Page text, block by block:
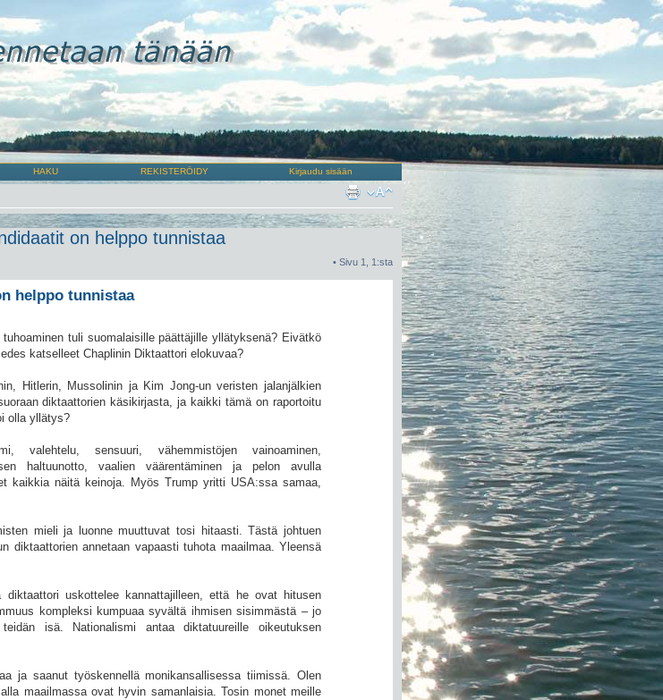
HAKU REKISTERÖIDY Kirjaudu sisään
on helppo tunnistaa
• Sivu 1 1 :sta
helppo tunnistaa
tuli suomalaisille päättäjille yllätyksenä? Eivätkö
katselleet Chaplinin Diktaattori elokuvaa?
Hitlerin, Mussolinin ja Kim Jong-un veristen jalanjälkien
diktaattorien käsikirjasta, ja kaikki tämä on raportoitu
olla yllätys?
valehtelu, sensuuri, vähemmistöjen vainoaminen,
haltuunotto, vaalien väärentäminen ja pelon avulla
kaikkia näitä keinoja. Myös Trump yritti USA:ssa samaa,
mieli ja luonne muuttuvat tosi hitaasti. Tästä johtuen
diktaattorien annetaan vapaasti tuhota maailmaa. Yleensä
uskottelee kannattajilleen, että he ovat hitusen
kompleksi kumpuaa syvältä ihmisen sisimmästä – jo
isä. Nationalismi antaa diktatuureille oikeutuksen
ja saanut työskennellä monikansallisessa tiimissä. Olen
maailmassa ovat hyvin samanlaisia. Tosin monet meille